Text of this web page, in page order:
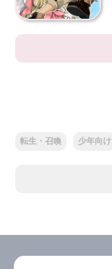
転生・召喚 少年向け